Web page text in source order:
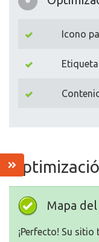
Icono
Mapa
¡Perfecto! Su